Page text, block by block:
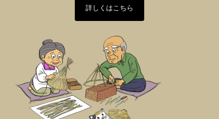
詳しくはこちら